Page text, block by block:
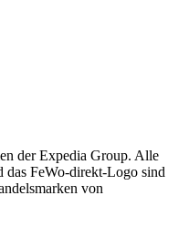
der Expedia Group. Alle
das FeWo-direkt-Logo sind
von